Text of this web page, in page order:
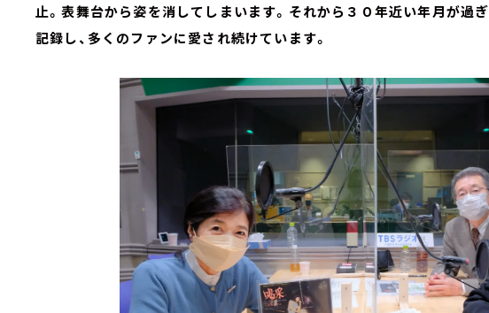
止。表舞台から姿を消してしまいます。それから３０年近い年月が過
記録し、多くのファンに愛され続けています。